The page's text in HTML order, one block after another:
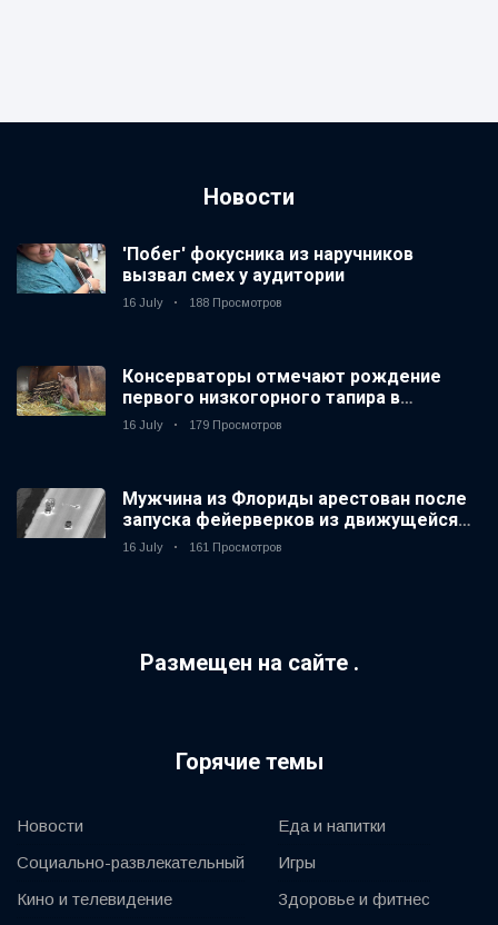
Новости
'Побег' фокусника из наручников
вызвал смех у аудитории
16 July 188 Просмотров
Консерваторы отмечают рождение
первого низкогорного тапира в
зоопарке Великобритании за 14 лет
16 July 179 Просмотров
Мужчина из Флориды арестован после
запуска фейерверков из движущейся
машины
16 July 161 Просмотров
Размещен на сайте .
Горячие темы
Новости
Социально-развлекательный
Кино и телевидение
Еда и напитки
Игры
Здоровье и фитнес